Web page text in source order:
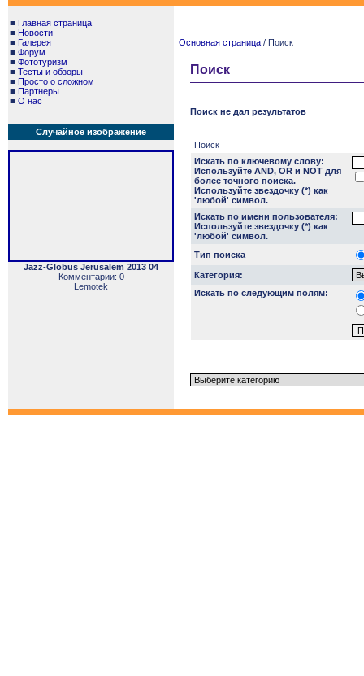
■ Главная страница
■ Новости
■ Галерея
■ Форум
■ Фототуризм
■ Тесты и обзоры
■ Просто о сложном
■ Партнеры
■ О нас
Случайное изображение
Jazz-Globus Jerusalem 2013 04
Комментарии: 0
Lemotek
Основная страница / Поиск
Поиск
Поиск не дал результатов
Поиск
Искать по ключевому слову:
Используйте AND, OR и NOT для
более точного поиска.
Используйте звездочку (*) как
'любой' символ.
Искать по имени пользователя:
Используйте звездочку (*) как
'любой' символ.
Тип поиска
Категория:
Искать по следующим полям: